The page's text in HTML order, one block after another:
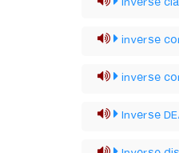
inverse
inverse
Inverse